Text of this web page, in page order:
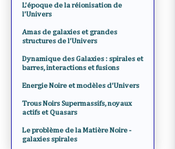
L'époque de la réionisation de
l'Univers
Amas de galaxies et grandes
structures de l'Univers
Dynamique des Galaxies : spirales et
barres, interactions et fusions
Energie Noire et modèles d'Univers
Trous Noirs Supermassifs, noyaux
actifs et Quasars
Le problème de la Matière Noire -
galaxies spirales